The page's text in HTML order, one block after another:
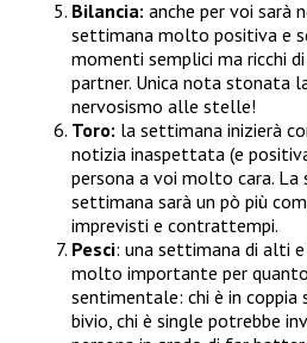
Bilancia: anche per voi sarà
settimana molto positiva e
momenti semplici ma ricchi
partner. Unica nota stonata
nervosismo alle stelle!
Toro: la settimana inizierà
notizia inaspettata (e
persona a voi molto cara. La
settimana sarà un pò più
imprevisti e contrattempi.
Pesci: una settimana di alti
molto importante per
sentimentale: chi è in coppia
bivio, chi è single potrebbe